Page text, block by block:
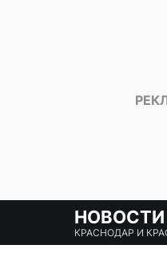
НОВОСТИ
КРАСНОДАР И